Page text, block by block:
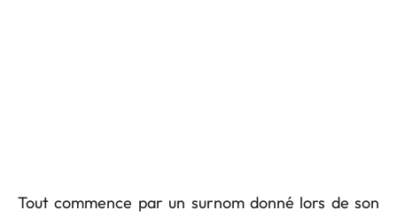
Tout commence par un surnom donné lors de son